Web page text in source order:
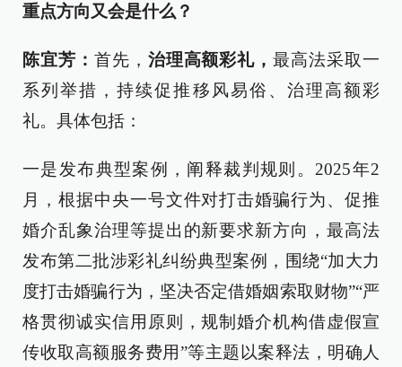
重点方向又会是什么？
陈宜芳： 首先， 治理高额彩礼，最高法采取一
系列举措，持续促推移风易俗、治理高额彩
礼。具体包括：
一是发布典型案例，阐释裁判规则。2025年2
月，根据中央一号文件对打击婚骗行为、促推
婚介乱象治理等提出的新要求新方向，最高法
发布第二批涉彩礼纠纷典型案例，围绕“加大力
度打击婚骗行为，坚决否定借婚姻索取财物”“严
格贯彻诚实信用原则，规制婚介机构借虚假宣
传收取高额服务费用”等主题以案释法，明确人